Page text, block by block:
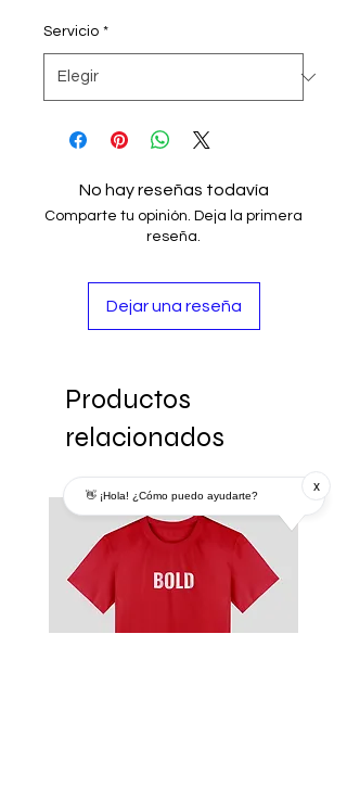
Servicio *
No hay reseñas todavía
Comparte tu opinión. Deja la primera
reseña.
Dejar una reseña
Productos
relacionados
👋 ¡Hola! ¿Cómo puedo ayudarte?
x